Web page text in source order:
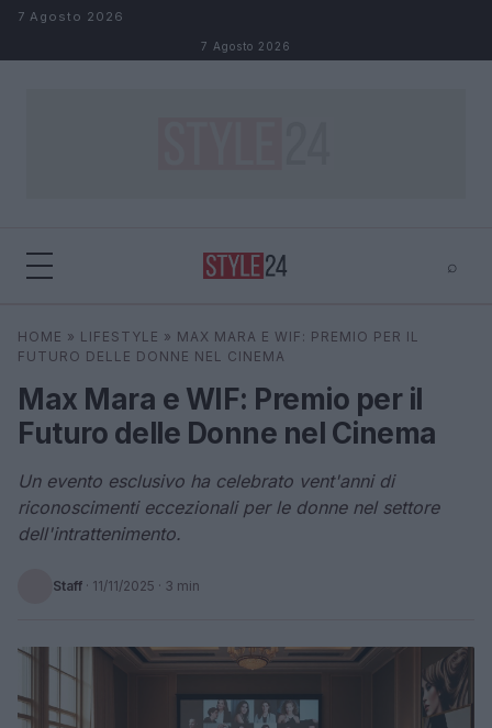
Salta al contenuto
7 Agosto 2026
7 Agosto 2026
⌕
Cerca ⌕
HOME » LIFESTYLE » MAX MARA E WIF: PREMIO PER IL
FUTURO DELLE DONNE NEL CINEMA
Max Mara e WIF: Premio per il
Futuro delle Donne nel Cinema
Un evento esclusivo ha celebrato vent'anni di
riconoscimenti eccezionali per le donne nel settore
dell'intrattenimento.
Staff · 11/11/2025 · 3 min